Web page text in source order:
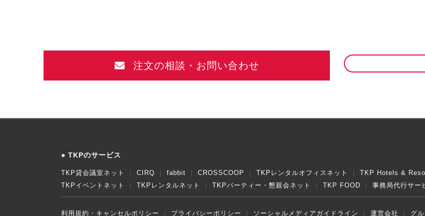
注文の相談・お問い合わせ
TKPのサービス
TKP貸会議室ネット CIRQ fabbit CROSSCOOP TKPレンタルオフィスネット TKP Hotels &
TKPイベントネット
TKPレンタルネット TKPパーティー・懇親会ネット TKP FOOD 事務局代行サー
利用規約・キャンセルポリシー プライバシーポリシー ソーシャルメディアガイドライン 運営会社 グ